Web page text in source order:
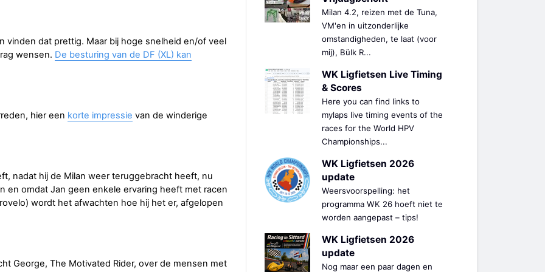
vinden dat prettig. Maar bij hoge snelheid en/of veel
wensen. De besturing van de DF (XL) kan
hier een korte impressie van de winderige
nadat hij de Milan weer teruggebracht heeft, nu
en omdat Jan geen enkele ervaring heeft met racen
wordt het afwachten hoe hij het er, afgelopen
George, The Motivated Rider, over de mensen met
Milan 4.2, reizen met de Tuna,
VM'en in uitzonderlijke
omstandigheden, te laat (voor
mij), Bülk R...
WK Ligfietsen Live Timing
& Scores
Here you can find links to
mylaps live timing events of the
races for the World HPV
Championships...
WK Ligfietsen 2026
update
Weersvoorspelling: het
programma WK 26 hoeft niet te
worden aangepast – tips!
WK Ligfietsen 2026
update
Nog maar een paar dagen en